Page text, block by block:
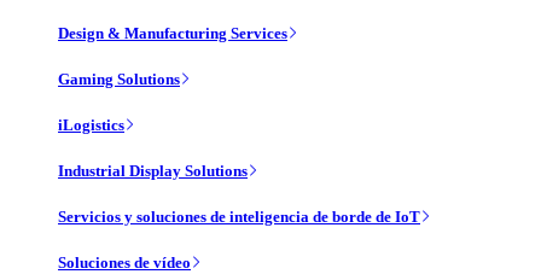
Design & Manufacturing Services
Gaming Solutions
iLogistics
Industrial Display Solutions
Servicios y soluciones de inteligencia de borde de IoT
Soluciones de vídeo